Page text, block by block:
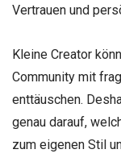
Vertrauen und
Kleine Creator
Community mit
enttäuschen.
genau darauf,
zum eigenen Stil